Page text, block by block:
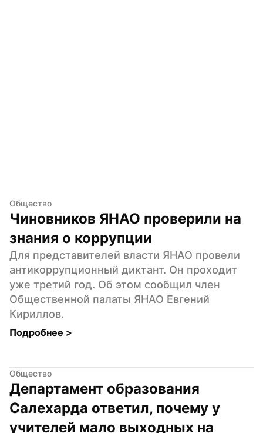
Общество
Чиновников ЯНАО проверили на
знания о коррупции
Для представителей власти ЯНАО провели
антикоррупционный диктант. Он проходит
уже третий год. Об этом сообщил член
Общественной палаты ЯНАО Евгений
Кириллов.
Подробнее >
Общество
Департамент образования
Салехарда ответил, почему у
учителей мало выходных на